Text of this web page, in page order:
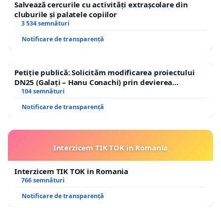
Salvează cercurile cu activități extrașcolare din
cluburile și palatele copiilor
3 534 semnături
Notificare de transparență
Petiție publică: Solicităm modificarea proiectului
DN25 (Galați – Hanu Conachi) prin devierea
traseului în afara localităților!
104 semnături
Notificare de transparență
Interzicem TIK TOK in Romania
Interzicem TIK TOK in Romania
766 semnături
Notificare de transparență